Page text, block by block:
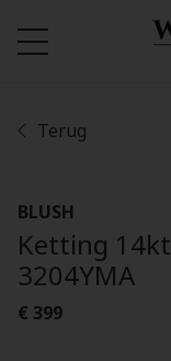
Terug
BLUSH
Ketting
3204YMA
€ 399